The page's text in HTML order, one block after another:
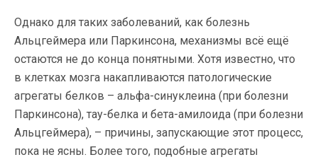
Однако для таких заболеваний, как болезнь
Альцгеймера или Паркинсона, механизмы всё ещё
остаются не до конца понятными. Хотя известно, что
в клетках мозга накапливаются патологические
агрегаты белков – альфа-синуклеина (при болезни
Паркинсона), тау-белка и бета-амилоида (при болезни
Альцгеймера), – причины, запускающие этот процесс,
пока не ясны. Более того, подобные агрегаты